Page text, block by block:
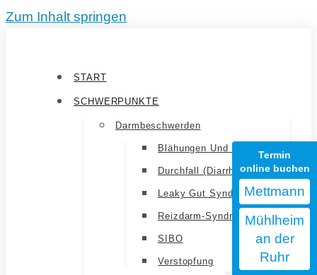
Zum Inhalt springen
START
SCHWERPUNKTE
Darmbeschwerden
Blähungen Und Völlegefühl
Durchfall (Diarrhoe)
Leaky Gut Syndrom
Reizdarm-Syndrom
SIBO
Verstopfung
Termin
online buchen
Mettmann
Mühlheim
an der
Ruhr